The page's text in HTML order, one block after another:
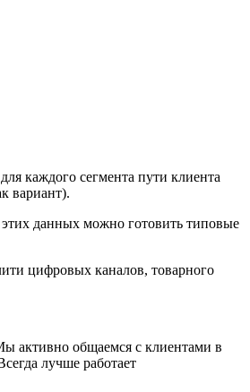
каждого сегмента пути клиента
вариант).
данных можно готовить типовые
цифровых каналов, товарного
активно общаемся с клиентами в
лучше работает